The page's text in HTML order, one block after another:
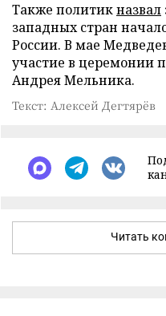
Также политикназвал
западных стран
России. В мае
участие в церемонии
Андрея Мельника.
Текст: Алексей Дегтярёв
Читать